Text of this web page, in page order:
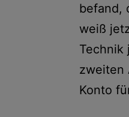
befand,
weiß
Technik
zweiten
Konto